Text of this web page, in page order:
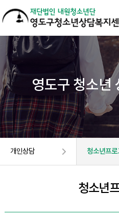
영도구 청소년
개인상담 청소년프로
청소년